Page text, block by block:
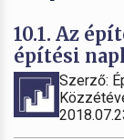
10.1. Az
építési
Szerző: